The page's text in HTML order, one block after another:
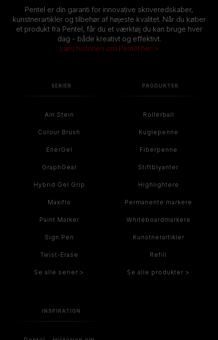
Pentel er din garanti for innovative skriveredskaber,
kunstnerartikler og tilbehør af højeste kvalitet. Når du køber
et produkt fra Pentel, får du et værktøj du kan bruge hver
dag - både kreativt og effektivt.
Læs historien om Pentel her >
SERIER
Ain Stein
Colour Brush
EnerGel
GraphGear
Hybrid Gel Grip
Maxiflo
Paint Marker
Sign Pen
Twist-Erase
Se alle serier >
PRODUKTER
Rollerball
Kuglepenne
Fiberpenne
Stiftblyanter
Highlightere
Permanente markere
Whiteboardmarkere
Kunstnerartikler
Refill
Se alle produkter >
INSPIRATION